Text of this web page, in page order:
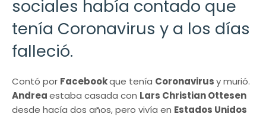
sociales había contado que
tenía Coronavirus y a los días
falleció.
Contó por Facebookque tenía Coronavirusy murió.
Andreaestaba casada con Lars Christian Ottesen
desde hacía dos años, pero vivía en Estados Unidos